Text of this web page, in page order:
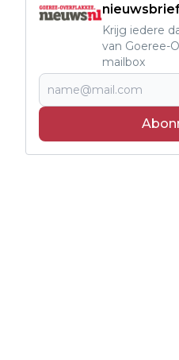
Krijg iedere
van Goeree-
mailbox